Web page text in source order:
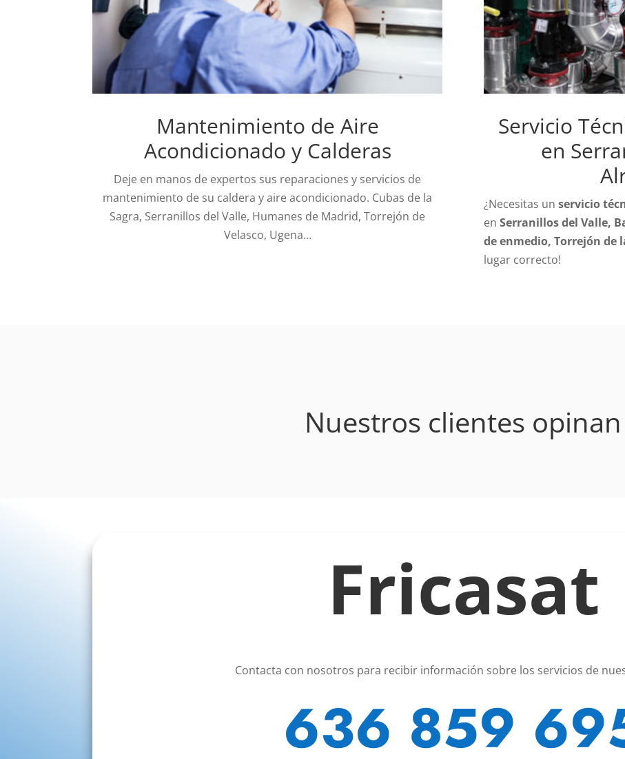
Mantenimiento de Aire
Acondicionado y Calderas
Deje en manos de expertos sus reparaciones y servicios de
mantenimiento de su caldera y aire acondicionado. Cubas de la
Sagra, Serranillos del Valle, Humanes de Madrid, Torrejón de
Velasco, Ugena…
Servicio
en
¿Necesitas un servicio
en Serranillos del Valle,
de enmedio, Torrejón de
lugar correcto!
Nuestros clientes opinan
Fricasat
Contacta con nosotros para recibir información sobre los servicios de
636 859